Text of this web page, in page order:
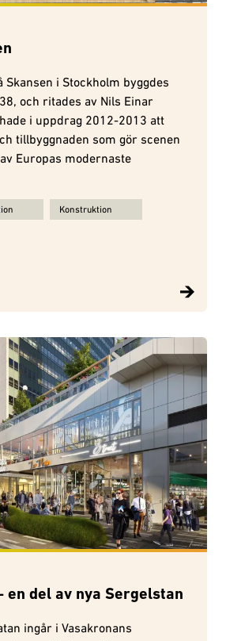
Skansen i Stockholm byggdes
och ritades av Nils Einar
i uppdrag 2012-2013 att
tillbyggnaden som gör scenen
Europas modernaste
Konstruktion
en del av nya Sergelstan
ingår i Vasakronans